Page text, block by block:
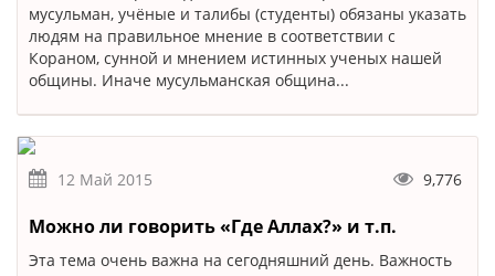
мусульман, учёные и талибы (студенты) обязаны указать
людям на правильное мнение в соответствии с
Кораном, сунной и мнением истинных ученых нашей
общины. Иначе мусульманская община...
12 Май 2015 9,776
Можно ли говорить «Где Аллах?» и т.п.
Эта тема очень важна на сегодняшний день. Важность